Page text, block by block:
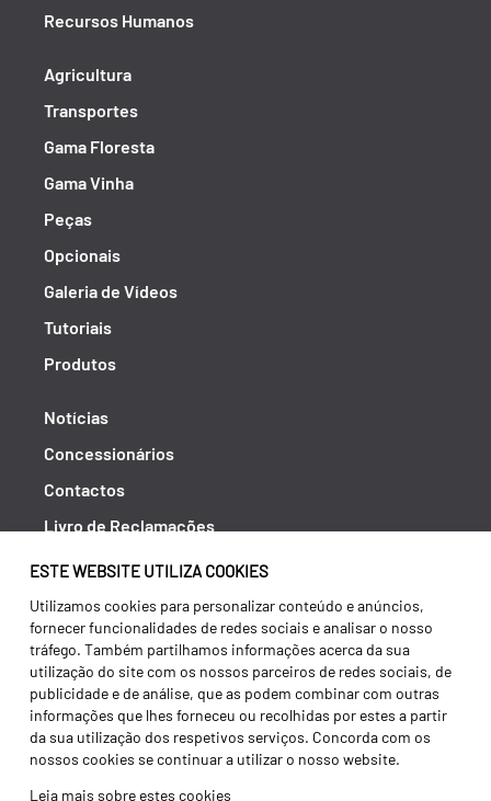
ESTE WEBSITE UTILIZA COOKIES
Utilizamos cookies para personalizar conteúdo e anúncios,
fornecer funcionalidades de redes sociais e analisar o nosso
tráfego. Também partilhamos informações acerca da sua
utilização do site com os nossos parceiros de redes sociais, de
publicidade e de análise, que as podem combinar com outras
informações que lhes forneceu ou recolhidas por estes a partir
da sua utilização dos respetivos serviços. Concorda com os
nossos cookies se continuar a utilizar o nosso website.
Leia mais sobre estes cookies
Recursos Humanos
Agricultura
Transportes
Gama Floresta
Gama Vinha
Peças
Opcionais
Galeria de Vídeos
Tutoriais
Produtos
Notícias
Concessionários
Contactos
Livro de Reclamações
Política de Privacidade
Canal de Denúncias (RGPC)
Termos e condições